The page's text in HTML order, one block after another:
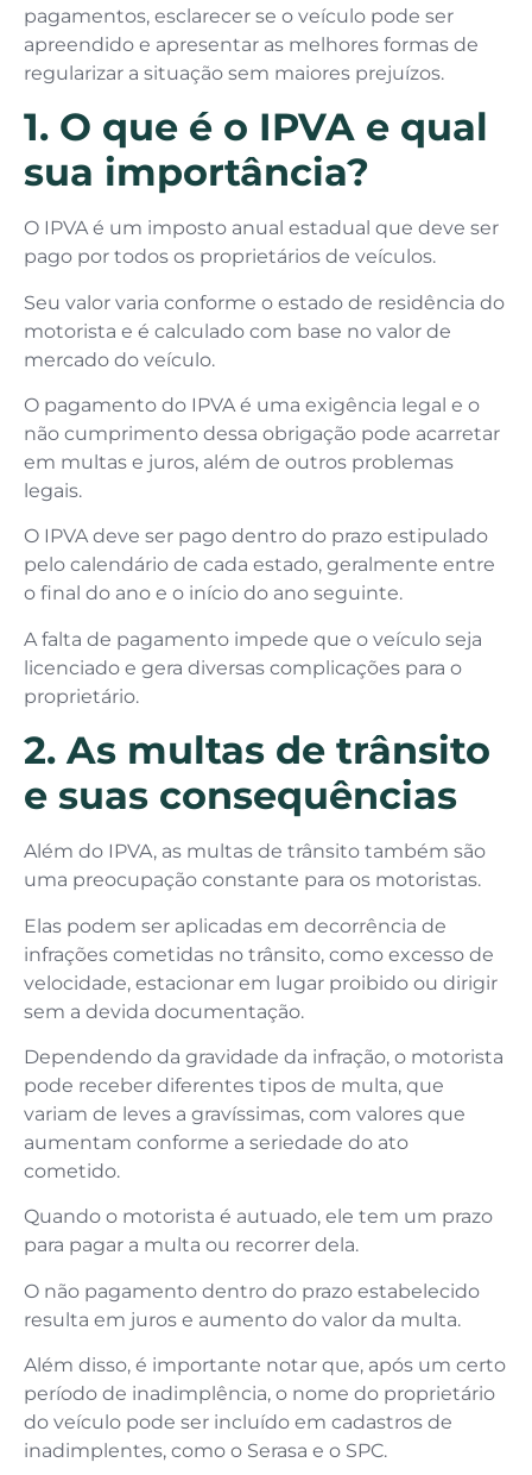
pagamentos, esclarecer se o veículo pode ser
apreendido e apresentar as melhores formas de
regularizar a situação sem maiores prejuízos.
1. O que é o IPVA e qual
sua importância?
O IPVA é um imposto anual estadual que deve ser
pago por todos os proprietários de veículos.
Seu valor varia conforme o estado de residência do
motorista e é calculado com base no valor de
mercado do veículo.
O pagamento do IPVA é uma exigência legal e o
não cumprimento dessa obrigação pode acarretar
em multas e juros, além de outros problemas
legais.
O IPVA deve ser pago dentro do prazo estipulado
pelo calendário de cada estado, geralmente entre
o final do ano e o início do ano seguinte.
A falta de pagamento impede que o veículo seja
licenciado e gera diversas complicações para o
proprietário.
2. As multas de trânsito
e suas consequências
Além do IPVA, as multas de trânsito também são
uma preocupação constante para os motoristas.
Elas podem ser aplicadas em decorrência de
infrações cometidas no trânsito, como excesso de
velocidade, estacionar em lugar proibido ou dirigir
sem a devida documentação.
Dependendo da gravidade da infração, o motorista
pode receber diferentes tipos de multa, que
variam de leves a gravíssimas, com valores que
aumentam conforme a seriedade do ato
cometido.
Quando o motorista é autuado, ele tem um prazo
para pagar a multa ou recorrer dela.
O não pagamento dentro do prazo estabelecido
resulta em juros e aumento do valor da multa.
Além disso, é importante notar que, após um certo
período de inadimplência, o nome do proprietário
do veículo pode ser incluído em cadastros de
inadimplentes, como o Serasa e o SPC.